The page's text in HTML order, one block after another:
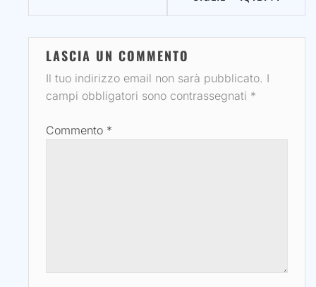
LASCIA UN COMMENTO
Il tuo indirizzo email non sarà pubblicato. I
campi obbligatori sono contrassegnati *
Commento *